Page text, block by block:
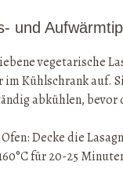
und
vegetarische
Kühlschrank auf.
abkühlen, bevor
Decke die
für 20-25